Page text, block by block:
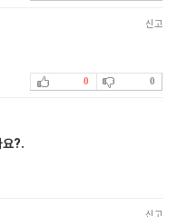
신고
0 0
요?.